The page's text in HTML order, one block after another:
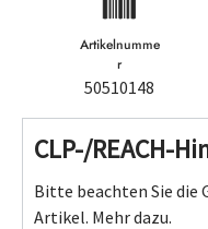
Artikelnumme
r
50510148
CLP-/REACH-
Bitte beachten Sie die
Artikel. Mehr dazu.